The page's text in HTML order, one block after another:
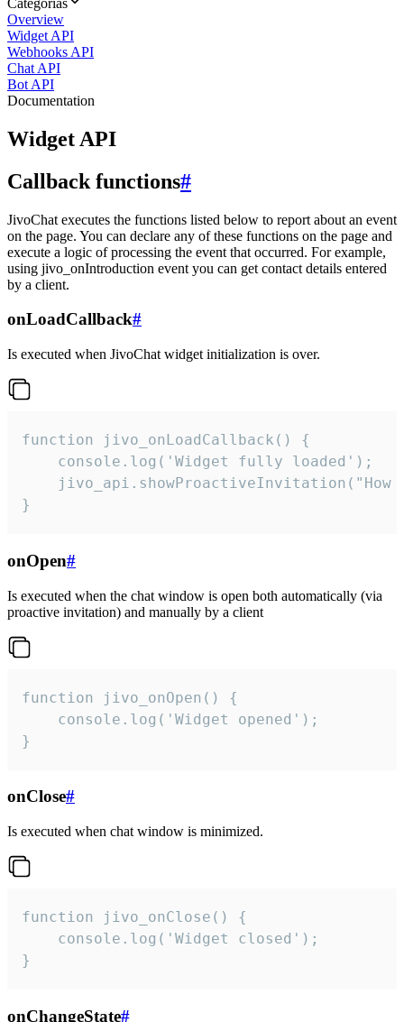
Categorías
Overview
Widget API
Webhooks API
Chat API
Bot API
Documentation
Widget API
Callback functions#
JivoChat executes the functions listed below to report about an event
on the page. You can declare any of these functions on the page and
execute a logic of processing the event that occurred. For example,
using jivo_onIntroduction event you can get contact details entered
by a client.
onLoadCallback#
Is executed when JivoChat widget initialization is over.
function jivo_onLoadCallback() {
    console.log('Widget fully loaded');
jivo_api.showProactiveInvitation("How
}
onOpen#
Is executed when the chat window is open both automatically (via
proactive invitation) and manually by a client
function jivo_onOpen() {
    console.log('Widget opened');
}
onClose#
Is executed when chat window is minimized.
function jivo_onClose() {
    console.log('Widget closed');
}
onChangeState#